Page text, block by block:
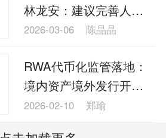
林龙安：建议完善人工
智能发展规管体系
2026-03-06 陈晶晶
RWA代币化监管落地：
境内资产境外发行开
启“备案制”
2026-02-10 郑瑜